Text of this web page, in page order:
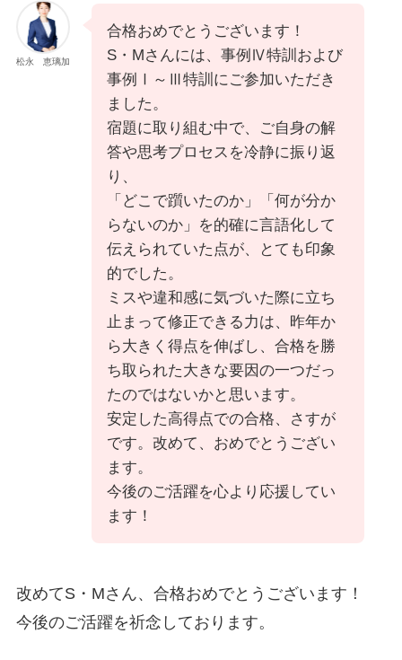
松永 恵璃加
合格おめでとうございます！
S・Mさんには、事例Ⅳ特訓および
事例Ⅰ～Ⅲ特訓にご参加いただき
ました。
宿題に取り組む中で、ご自身の解
答や思考プロセスを冷静に振り返
り、
「どこで躓いたのか」「何が分か
らないのか」を的確に言語化して
伝えられていた点が、とても印象
的でした。
ミスや違和感に気づいた際に立ち
止まって修正できる力は、昨年か
ら大きく得点を伸ばし、合格を勝
ち取られた大きな要因の一つだっ
たのではないかと思います。
安定した高得点での合格、さすが
です。改めて、おめでとうござい
ます。
今後のご活躍を心より応援してい
ます！
改めてS・Mさん、合格おめでとうございます！
今後のご活躍を祈念しております。